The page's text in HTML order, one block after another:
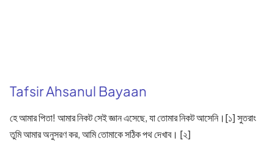
Tafsir Ahsanul Bayaan
হে আমার পিতা! আমার নিকট সেই জ্ঞান এসেছে, যা তোমার নিকট আসেনি।[১] সুতরাং
তুমি আমার অনুসরণ কর, আমি তোমাকে সঠিক পথ দেখাব। [২]